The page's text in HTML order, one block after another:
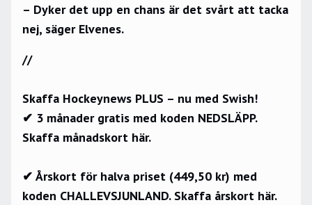
– Dyker det upp en chans är det svårt att tacka
nej, säger Elvenes.
//
Skaffa Hockeynews PLUS – nu med Swish!
✔ 3 månader gratis med koden NEDSLÄPP.
Skaffa månadskort här.
✔ Årskort för halva priset (449,50 kr) med
koden CHALLEVSJUNLAND. Skaffa årskort här.